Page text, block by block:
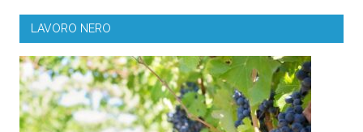
LAVORO NERO